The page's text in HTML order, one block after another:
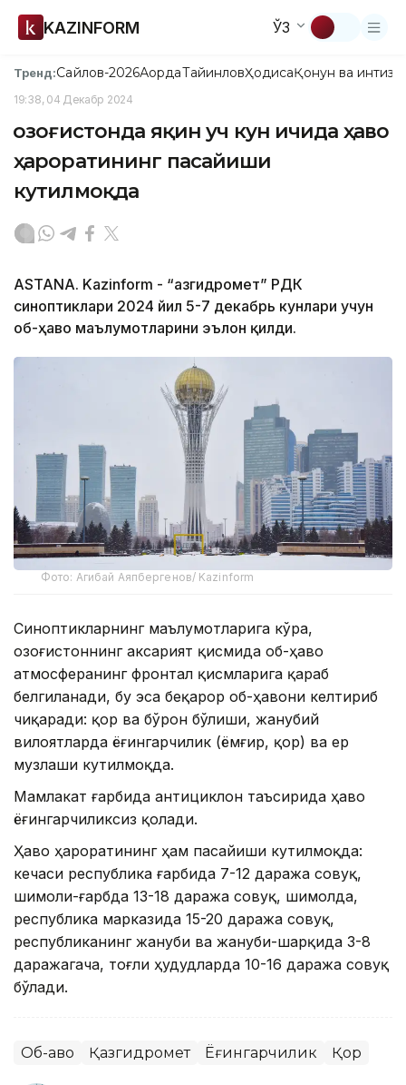
KAZINFORM ЎЗ
Тренд:Сайлов-2026АқордаТайинловҲодисаҚонун ва
19:38, 04 Декабр 2024
Қозоғистонда яқин уч кун ичида ҳаво
ҳароратининг пасайиши
кутилмоқда
ASTANA. Kazinform - “Қазгидромет” РДК
синоптиклари 2024 йил 5-7 декабрь кунлари учун
об-ҳаво маълумотларини эълон қилди.
Фото: Агибай Аяпбергенов/ Kazinform
Синоптикларнинг маълумотларига кўра,
Қозоғистоннинг аксарият қисмида об-ҳаво
атмосферанинг фронтал қисмларига қараб
белгиланади, бу эса беқарор об-ҳавони келтириб
чиқаради: қор ва бўрон бўлиши, жанубий
вилоятларда ёғингарчилик (ёмғир, қор) ва ер
музлаши кутилмоқда.
Мамлакат ғарбида антициклон таъсирида ҳаво
ёғингарчиликсиз қолади.
Ҳаво ҳароратининг ҳам пасайиши кутилмоқда:
кечаси республика ғарбида 7-12 даража совуқ,
шимоли-ғарбда 13-18 даража совуқ, шимолда,
республика марказида 15-20 даража совуқ,
республиканинг жануби ва жануби-шарқида 3-8
даражагача, тоғли ҳудудларда 10-16 даража совуқ
бўлади.
Об-ҳаво Қазгидромет Ёғингарчилик Қор